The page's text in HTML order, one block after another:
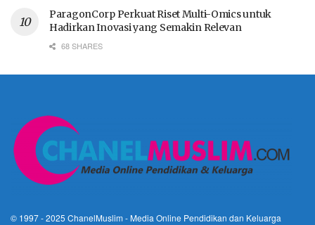
ParagonCorp Perkuat Riset Multi-Omics untuk
Hadirkan Inovasi yang Semakin Relevan
68 SHARES
© 1997 - 2025 ChanelMuslim - Media Online Pendidikan dan Keluarga